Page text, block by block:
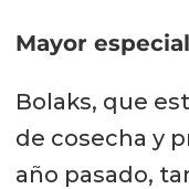
Mayor
Bolaks, que
de cosecha y
año pasado,